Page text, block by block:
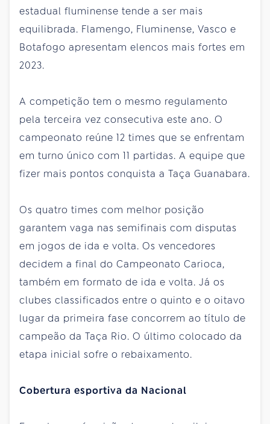
estadual fluminense tende a ser mais
equilibrada. Flamengo, Fluminense, Vasco e
Botafogo apresentam elencos mais fortes em
2023.
A competição tem o mesmo regulamento
pela terceira vez consecutiva este ano. O
campeonato reúne 12 times que se enfrentam
em turno único com 11 partidas. A equipe que
fizer mais pontos conquista a Taça Guanabara.
Os quatro times com melhor posição
garantem vaga nas semifinais com disputas
em jogos de ida e volta. Os vencedores
decidem a final do Campeonato Carioca,
também em formato de ida e volta. Já os
clubes classificados entre o quinto e o oitavo
lugar da primeira fase concorrem ao título de
campeão da Taça Rio. O último colocado da
etapa inicial sofre o rebaixamento.
Cobertura esportiva da Nacional